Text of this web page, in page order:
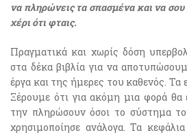
να πληρώνεις τα σπασμένα και να σου
χέρι ότι φταις.
Πραγματικά και χωρίς δόση
στα δέκα βιβλία για να
έργα και της ήμερες του καθενός. Τα
Ξέρουμε ότι για ακόμη μια φορά θα
την πληρώσουν όσοι το σύστημα
χρησιμοποίησε ανάλογα. Τα